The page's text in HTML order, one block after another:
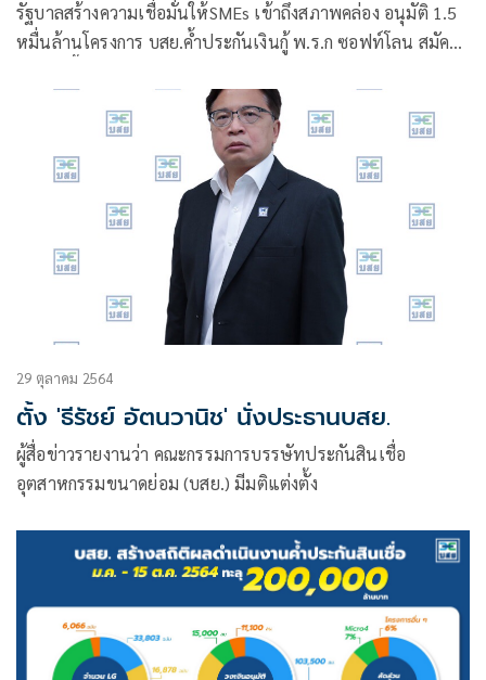
รัฐบาลสร้างความเชื่อมั่นให้SMEs เข้าถึงสภาพคล่อง อนุมัติ 1.5
หมื่นล้านโครงการ บสย.ค้ำประกันเงินกู้ พ.ร.ก ซอฟท์โลน สมัคร
29 ตุลาคม 2564
ตั้ง 'ธีรัชย์ อัตนวานิช' นั่งประธานบสย.
ผู้สื่อข่าวรายงานว่า คณะกรรมการบรรษัทประกันสินเชื่อ
อุตสาหกรรมขนาดย่อม (บสย.) มีมติแต่งตั้ง